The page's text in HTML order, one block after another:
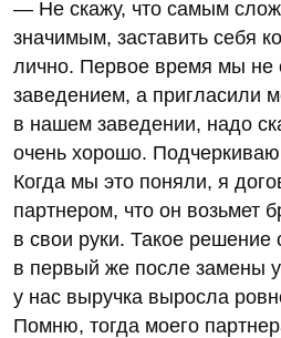
— Не скажу, что самым
значимым, заставить себя
лично. Первое время мы не
заведением, а пригласили
в нашем заведении, надо
очень хорошо.
Когда мы это поняли, я
партнером, что он возьмет
в свои руки. Такое решение
в первый же после замены
у нас выручка выросла
Помню, тогда моего